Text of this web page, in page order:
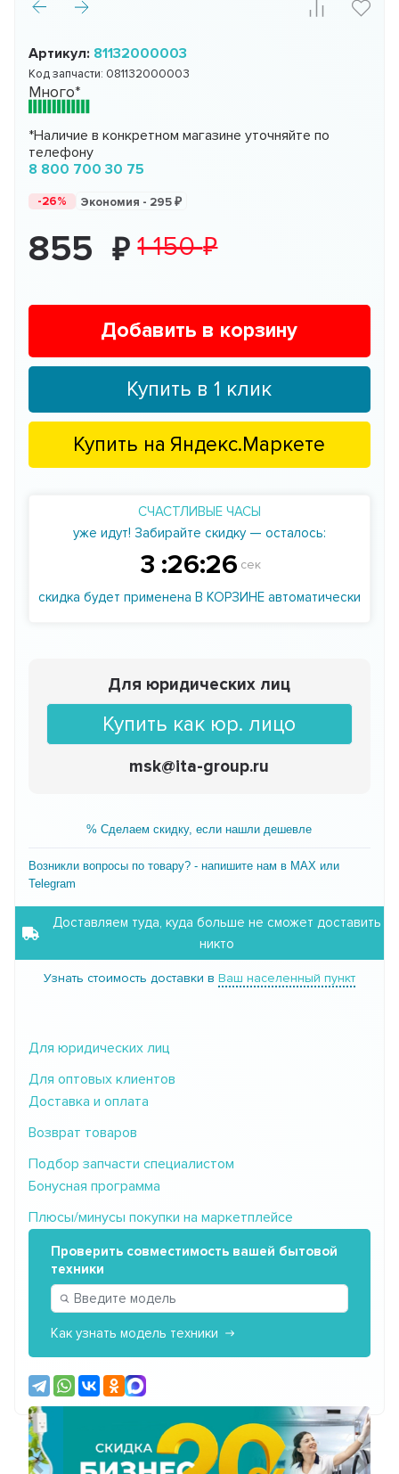
Артикул: 81132000003
Код запчасти: 081132000003
Много*
*Наличие в конкретном магазине уточняйте по
телефону
8 800 700 30 75
-26% Экономия - 295
855 1 150
Добавить в корзину
Купить в 1 клик
Купить на Яндекс.Маркете
СЧАСТЛИВЫЕ ЧАСЫ
уже идут! Забирайте скидку — осталось:
3 :26:25 сек
скидка будет применена В КОРЗИНЕ автоматически
Для юридических лиц
Купить как юр. лицо
msk@ita-group.ru
% Сделаем скидку, если нашли дешевле
Возникли вопросы по товару? - напишите нам в MAX или
Telegram
Доставляем туда, куда больше не сможет доставить
никто
Узнать стоимость доставки в Ваш населенный пункт
Для юридических лиц
Для оптовых клиентов
Доставка и оплата
Возврат товаров
Подбор запчасти специалистом
Бонусная программа
Плюсы/минусы покупки на маркетплейсе
Проверить совместимость вашей бытовой
техники
Как узнать модель техники